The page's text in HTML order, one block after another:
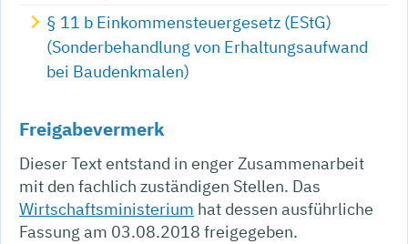
§ 11 b Einkommensteuergesetz (EStG)
(Sonderbehandlung von Erhaltungsaufwand
bei Baudenkmalen)
Freigabevermerk
Dieser Text entstand in enger Zusammenarbeit
mit den fachlich zuständigen Stellen. Das
Wirtschaftsministerium hat dessen ausführliche
Fassung am 03.08.2018 freigegeben.